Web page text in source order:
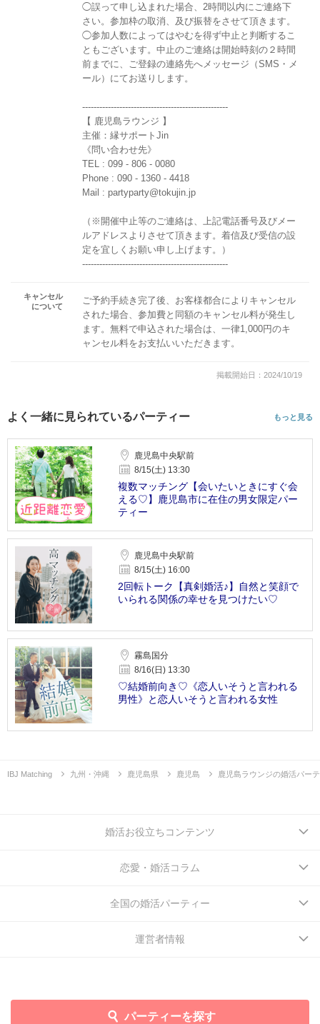
◯誤って申し込まれた場合、2時間以内にご連絡下
さい。参加枠の取消、及び振替をさせて頂きます。
◯参加人数によってはやむを得ず中止と判断するこ
ともございます。中止のご連絡は開始時刻の２時間
前までに、ご登録の連絡先へメッセージ（SMS・メ
ール）にてお送りします。
---------------------------------------------------
【 鹿児島ラウンジ 】
主催：縁サポートJin
《問い合わせ先》
TEL : 099 - 806 - 0080
Phone : 090 - 1360 - 4418
Mail : partyparty@tokujin.jp
（※開催中止等のご連絡は、上記電話番号及びメー
ルアドレスよりさせて頂きます。着信及び受信の設
定を宜しくお願い申し上げます。）
---------------------------------------------------
キャンセル
について
ご予約手続き完了後、お客様都合によりキャンセル
された場合、参加費と同額のキャンセル料が発生し
ます。無料で申込された場合は、一律1,000円のキ
ャンセル料をお支払いいただきます。
掲載開始日：2024/10/19
よく一緒に見られているパーティー もっと見る
鹿児島中央駅前
8/15(土) 13:30
複数マッチング【会いたいときにすぐ会
える♡】鹿児島市に在住の男女限定パー
ティー
鹿児島中央駅前
8/15(土) 16:00
2回転トーク【真剣婚活♪】自然と笑顔で
いられる関係の幸せを見つけたい♡
霧島国分
8/16(日) 13:30
♡結婚前向き♡《恋人いそうと言われる
男性》と恋人いそうと言われる女性
IBJ Matching 九州・沖縄 鹿児島県 鹿児島 鹿児島ラウンジの婚活パー
パーティーを探す
婚活お役立ちコンテンツ
恋愛・婚活コラム
全国の婚活パーティー
運営者情報